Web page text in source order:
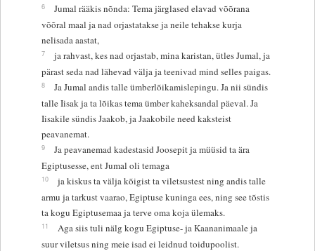
6
Jumal rääkis nõnda: Tema järglased elavad võõrana
võõral maal ja nad orjastatakse ja neile tehakse kurja
nelisada aastat,
7
ja rahvast, kes nad orjastab, mina karistan, ütles Jumal, ja
pärast seda nad lähevad välja ja teenivad mind selles paigas.
8
Ja Jumal andis talle ümberlõikamislepingu. Ja nii sündis
talle Iisak ja ta lõikas tema ümber kaheksandal päeval. Ja
Iisakile sündis Jaakob, ja Jaakobile need kaksteist
peavanemat.
9
Ja peavanemad kadestasid Joosepit ja müüsid ta ära
Egiptusesse, ent Jumal oli temaga
10
ja kiskus ta välja kõigist ta viletsustest ning andis talle
armu ja tarkust vaarao, Egiptuse kuninga ees, ning see tõstis
ta kogu Egiptusemaa ja terve oma koja ülemaks.
11
Aga siis tuli nälg kogu Egiptuse- ja Kaananimaale ja
suur viletsus ning meie isad ei leidnud toidupoolist.